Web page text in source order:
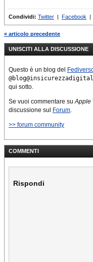
Condividi: Twitter Facebook
« articolo precedente
UNISCITI ALLA DISCUSSIONE
Questo è un blog del
qui sotto.
Se vuoi commentare suApple
discussione sul
Forum.
>> forum community
COMMENTI
Rispondi